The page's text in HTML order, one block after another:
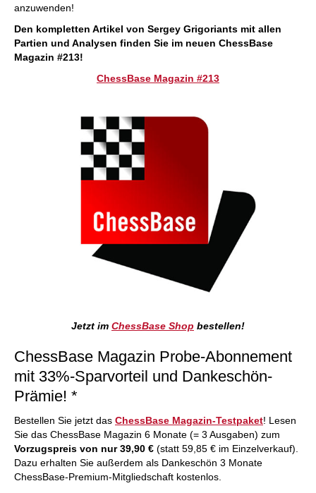
anzuwenden!
Den kompletten Artikel von Sergey Grigoriants mit allen
Partien und Analysen finden Sie im neuen ChessBase
Magazin #213!
ChessBase Magazin #213
Jetzt im ChessBase Shop bestellen!
ChessBase Magazin Probe-Abonnement
mit 33%-Sparvorteil und Dankeschön-
Prämie! *
Bestellen Sie jetzt das ChessBase Magazin-Testpaket! Lesen
Sie das ChessBase Magazin 6 Monate (= 3 Ausgaben) zum
Vorzugspreis von nur 39,90 € (statt 59,85 € im Einzelverkauf).
Dazu erhalten Sie außerdem als Dankeschön 3 Monate
ChessBase-Premium-Mitgliedschaft kostenlos.